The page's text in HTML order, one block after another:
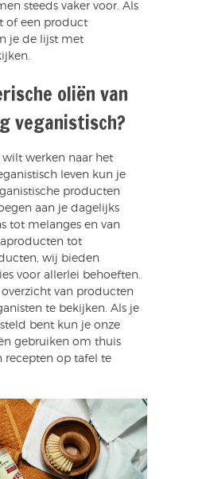
steeds vaker voor. Als
of een product
je de lijst met
oliën van
veganistisch?
werken naar het
leven kun je
producten
aan je dagelijks
tot melanges en van
tot
wij bieden
voor allerlei behoeften.
van producten
te bekijken. Als je
bent kun je onze
gebruiken om thuis
recepten op tafel te